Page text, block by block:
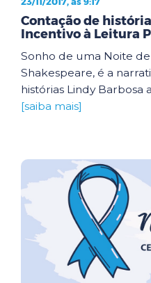
Contação de
Incentivo à Leitura
Sonho de uma Noite
Shakespeare, é a
histórias Lindy Barbosa
[saiba mais]